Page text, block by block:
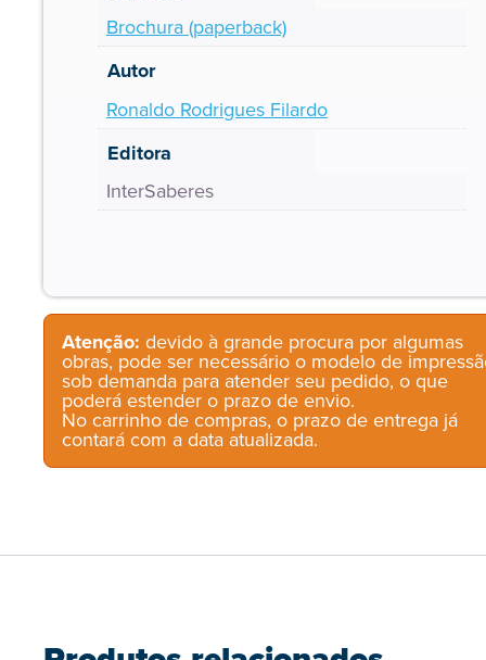
Brochura (paperback)
Autor
Ronaldo Rodrigues Filardo
Editora
InterSaberes
Atenção: devido à grande procura por algumas
obras, pode ser necessário o modelo de
sob demanda para atender seu pedido, o que
poderá estender o prazo de envio.
No carrinho de compras, o prazo de entrega já
contará com a data atualizada.